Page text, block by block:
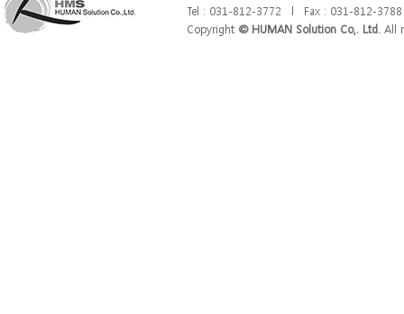
Tel : 031-812-3772
Fax : 031-812-3788
Copyright © HUMAN Solution Co,. Ltd. All